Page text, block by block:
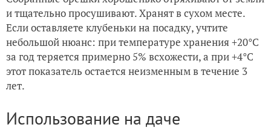
и тщательно просушивают. Хранят в сухом месте.
Если оставляете клубеньки на посадку, учтите
небольшой нюанс: при температуре хранения +20°C
за год теряется примерно 5% всхожести, а при +4°C
этот показатель остается неизменным в течение 3
лет.
Использование на даче